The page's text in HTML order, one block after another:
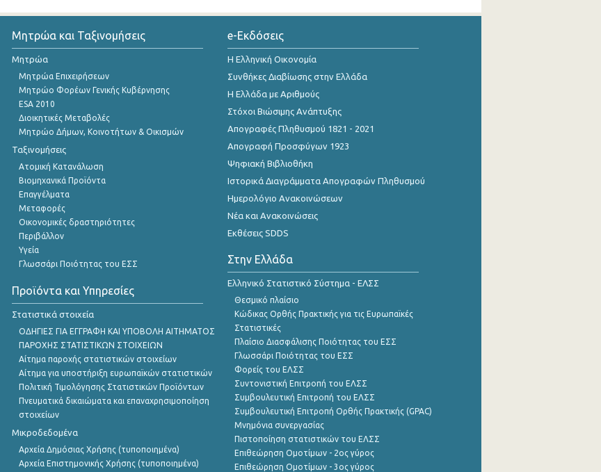
Μητρώα και Ταξινομήσεις
Μητρώα
Μητρώα Επιχειρήσεων
Μητρώο Φορέων Γενικής Κυβέρνησης
ESA 2010
Διοικητικές Μεταβολές
Μητρώο Δήμων, Κοινοτήτων & Οικισμών
Ταξινομήσεις
Ατομική Κατανάλωση
Βιομηχανικά Προϊόντα
Επαγγέλματα
Μεταφορές
Οικονομικές δραστηριότητες
Περιβάλλον
Υγεία
Γλωσσάρι Ποιότητας του ΕΣΣ
Προϊόντα και Υπηρεσίες
Στατιστικά στοιχεία
ΟΔΗΓΙΕΣ ΓΙΑ ΕΓΓΡΑΦΗ ΚΑΙ ΥΠΟΒΟΛΗ ΑΙΤΗΜΑΤΟΣ
ΠΑΡΟΧΗΣ ΣΤΑΤΙΣΤΙΚΩΝ ΣΤΟΙΧΕΙΩΝ
Αίτημα παροχής στατιστικών στοιχείων
Αίτημα για υποστήριξη ευρωπαϊκών στατιστικών
Πολιτική Τιμολόγησης Στατιστικών Προϊόντων
Πνευματικά δικαιώματα και επαναχρησιμοποίηση
στοιχείων
Μικροδεδομένα
Αρχεία Δημόσιας Χρήσης (τυποποιημένα)
Αρχεία Επιστημονικής Χρήσης (τυποποιημένα)
e-Εκδόσεις
Η Ελληνική Οικονομία
Συνθήκες Διαβίωσης στην Ελλάδα
Η Ελλάδα με Αριθμούς
Στόχοι Βιώσιμης Ανάπτυξης
Απογραφές Πληθυσμού 1821 - 2021
Απογραφή Προσφύγων 1923
Ψηφιακή Βιβλιοθήκη
Ιστορικά Διαγράμματα Απογραφών Πληθυσμού
Ημερολόγιο Ανακοινώσεων
Νέα και Ανακοινώσεις
Εκθέσεις SDDS
Στην Ελλάδα
Ελληνικό Στατιστικό Σύστημα - ΕΛΣΣ
Θεσμικό πλαίσιο
Κώδικας Ορθής Πρακτικής για τις Ευρωπαϊκές
Στατιστικές
Πλαίσιο Διασφάλισης Ποιότητας του ΕΣΣ
Γλωσσάρι Ποιότητας του ΕΣΣ
Φορείς του ΕΛΣΣ
Συντονιστική Επιτροπή του ΕΛΣΣ
Συμβουλευτική Επιτροπή του ΕΛΣΣ
Συμβουλευτική Επιτροπή Ορθής Πρακτικής (GPAC)
Μνημόνια συνεργασίας
Πιστοποίηση στατιστικών του ΕΛΣΣ
Επιθεώρηση Ομοτίμων - 2ος γύρος
Επιθεώρηση Ομοτίμων - 3ος γύρος